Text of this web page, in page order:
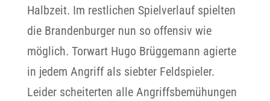
Halbzeit. Im restlichen Spielverlauf spielten
die Brandenburger nun so offensiv wie
möglich. Torwart Hugo Brüggemann agierte
in jedem Angriff als siebter Feldspieler.
Leider scheiterten alle Angriffsbemühungen